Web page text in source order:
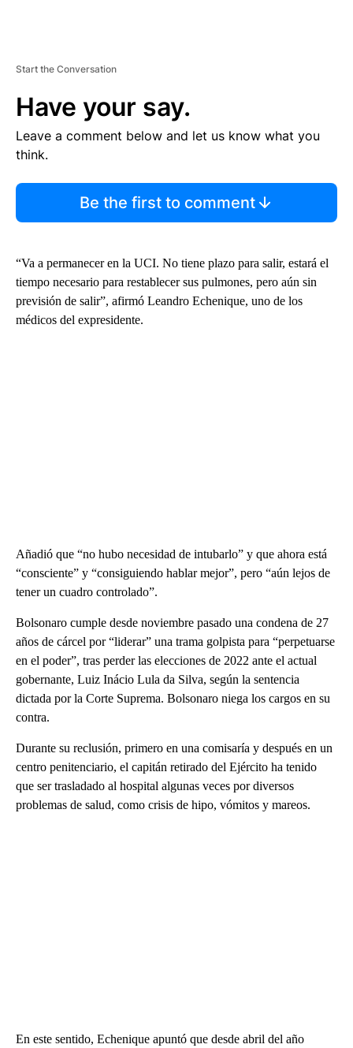
Start the Conversation
Have your say.
Leave a comment below and let us know what you
think.
Be the first to comment
“Va a permanecer en la UCI. No tiene plazo para salir, estará el
tiempo necesario para restablecer sus pulmones, pero aún sin
previsión de salir”, afirmó Leandro Echenique, uno de los
médicos del expresidente.
Añadió que “no hubo necesidad de intubarlo” y que ahora está
“consciente” y “consiguiendo hablar mejor”, pero “aún lejos de
tener un cuadro controlado”.
Bolsonaro cumple desde noviembre pasado una condena de 27
años de cárcel por “liderar” una trama golpista para “perpetuarse
en el poder”, tras perder las elecciones de 2022 ante el actual
gobernante, Luiz Inácio Lula da Silva, según la sentencia
dictada por la Corte Suprema. Bolsonaro niega los cargos en su
contra.
Durante su reclusión, primero en una comisaría y después en un
centro penitenciario, el capitán retirado del Ejército ha tenido
que ser trasladado al hospital algunas veces por diversos
problemas de salud, como crisis de hipo, vómitos y mareos.
En este sentido, Echenique apuntó que desde abril del año